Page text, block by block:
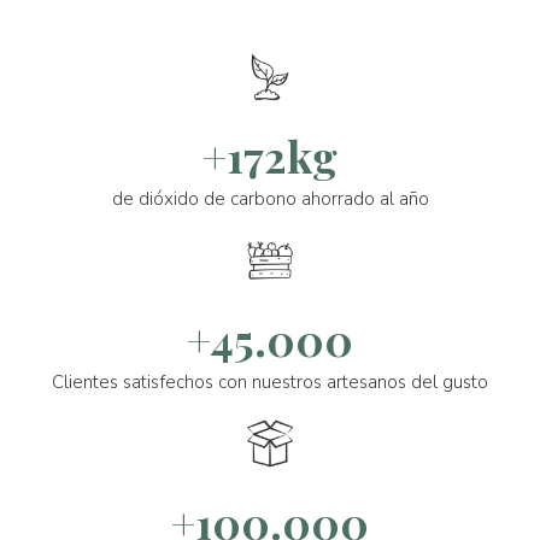
+172kg
de dióxido de carbono ahorrado al año
+45.000
Clientes satisfechos con nuestros artesanos del gusto
+100.000